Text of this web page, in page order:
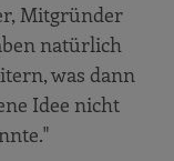
Mitgründer
natürlich
was dann
Idee nicht